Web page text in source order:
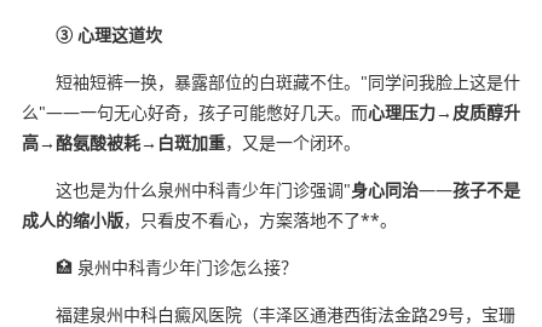
③ 心理这道坎
短袖短裤一换，暴露部位的白斑藏不住。"同学问我脸上这是什
么"——一句无心好奇，孩子可能憋好几天。而心理压力→皮质醇升
高→酪氨酸被耗→白斑加重，又是一个闭环。
这也是为什么泉州中科青少年门诊强调"身心同治——孩子不是
成人的缩小版，只看皮不看心，方案落地不了**。
🏥 泉州中科青少年门诊怎么接？
福建泉州中科白癜风医院（丰泽区通港西街法金路29号，宝珊